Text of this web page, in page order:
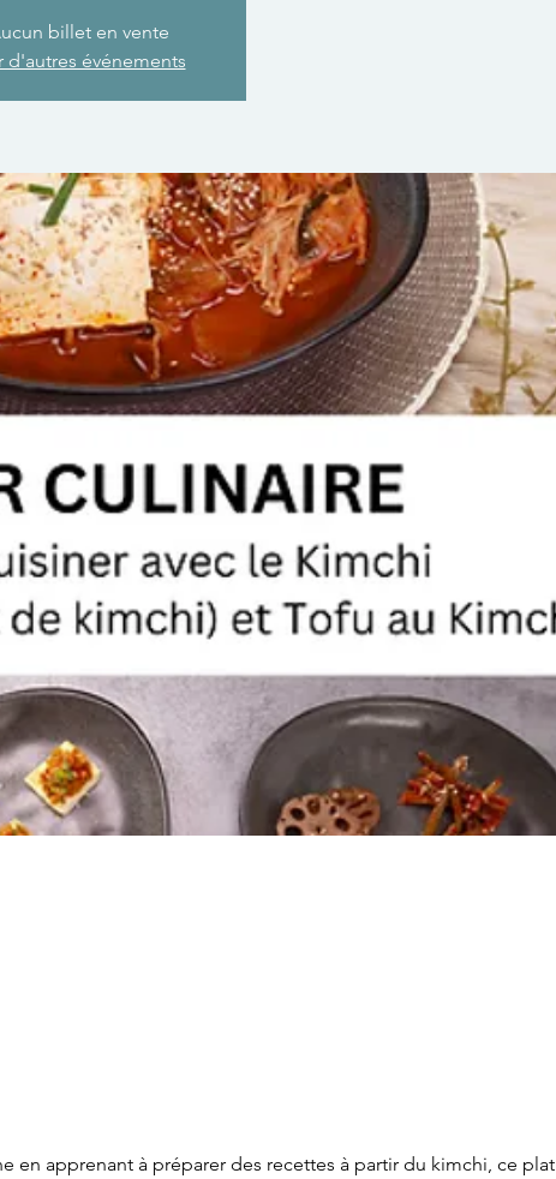
billet en vente
d'autres événements
en apprenant à préparer des recettes à partir du kimchi, ce plat